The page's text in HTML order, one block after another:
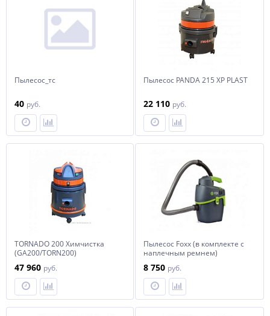
Пылесос_тс
40 руб.
Пылесос PANDA 215 XP PLAST
22 110 руб.
TORNADO 200 Химчистка
(GA200/TORN200)
47 960 руб.
Пылесос Foxx (в комплекте с
наплечным ремнем)
8 750 руб.